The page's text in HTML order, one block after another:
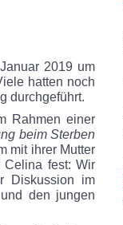
2019 um
hatten noch
durchgeführt.
Rahmen einer
beim Sterben
mit ihrer Mutter
Celina fest: Wir
Diskussion im
den jungen